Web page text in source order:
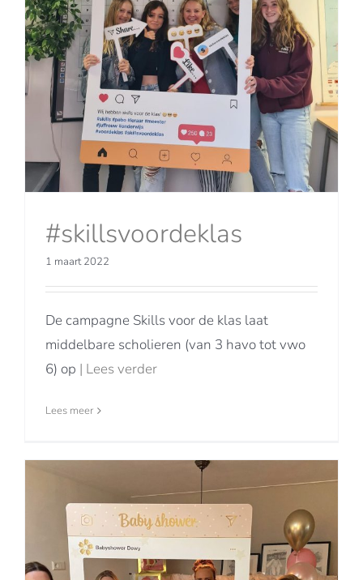
#skillsvoordeklas
1 maart 2022
De campagne Skills voor de klas laat
middelbare scholieren (van 3 havo tot vwo
6) op | Lees verder
Lees meer